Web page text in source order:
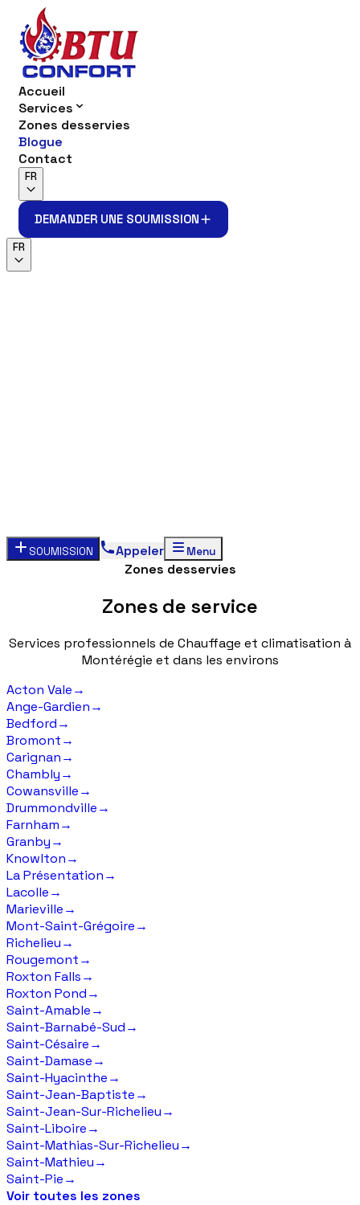
Accueil
Services
Zones desservies
Blogue
Contact
FR
DEMANDER UNE SOUMISSION
FR
SOUMISSION Appeler Menu
Zones desservies
Zones de service
Services professionnels de Chauffage et climatisation à
Montérégie et dans les environs
Acton Vale→
Ange-Gardien→
Bedford→
Bromont→
Carignan→
Chambly→
Cowansville→
Drummondville→
Farnham→
Granby→
Knowlton→
La Présentation→
Lacolle→
Marieville→
Mont-Saint-Grégoire→
Richelieu→
Rougemont→
Roxton Falls→
Roxton Pond→
Saint-Amable→
Saint-Barnabé-Sud→
Saint-Césaire→
Saint-Damase→
Saint-Hyacinthe→
Saint-Jean-Baptiste→
Saint-Jean-Sur-Richelieu→
Saint-Liboire→
Saint-Mathias-Sur-Richelieu→
Saint-Mathieu→
Saint-Pie→
Voir toutes les zones